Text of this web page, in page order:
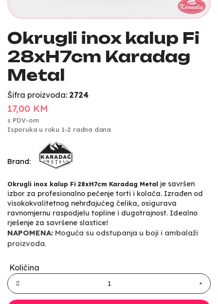
Okrugli inox kalup Fi
28xH7cm Karadag
Metal
Šifra proizvoda: 2724
17,00 KM
s PDV-om
Isporuka u roku 1-2 radna dana
Brand:
Okrugli inox kalup Fi 28xH7cm Karadag Metal je savršen
izbor za profesionalno pečenje torti i kolača. Izrađen od
visokokvalitetnog nehrđajućeg čelika, osigurava
ravnomjernu raspodjelu topline i dugotrajnost. Idealno
rješenje za savršene slastice!
NAPOMENA: Moguća su odstupanja u boji i ambalaži
proizvoda.
Količina